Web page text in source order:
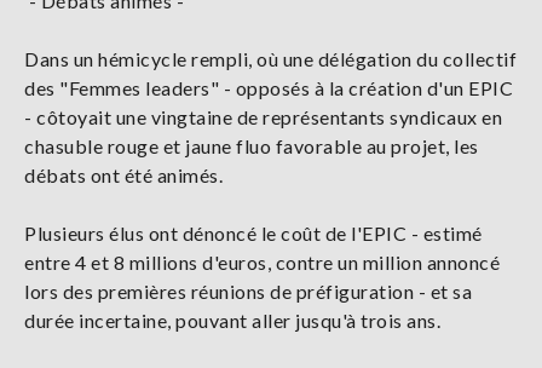
Dans un hémicycle rempli, où une délégation du collectif
des "Femmes leaders" - opposés à la création d'un EPIC
- côtoyait une vingtaine de représentants syndicaux en
chasuble rouge et jaune fluo favorable au projet, les
débats ont été animés.
Plusieurs élus ont dénoncé le coût de l'EPIC - estimé
entre 4 et 8 millions d'euros, contre un million annoncé
lors des premières réunions de préfiguration - et sa
durée incertaine, pouvant aller jusqu'à trois ans.